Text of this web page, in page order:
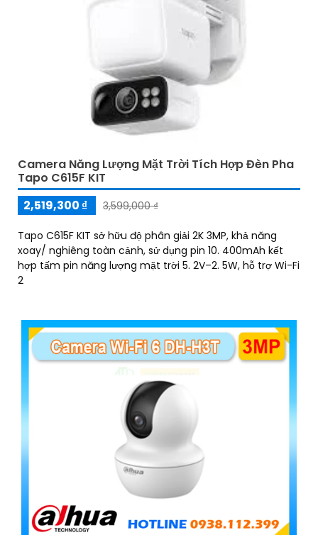
Camera Năng Lượng Mặt Trời Tích Hợp Đèn Pha
Tapo C615F KIT
2,519,300 ₫
3,599,000 ₫
Tapo C615F KIT sở hữu độ phân giải 2K 3MP, khả năng
xoay/ nghiêng toàn cảnh, sử dụng pin 10. 400mAh kết
hợp tấm pin năng lượng mặt trời 5. 2V–2. 5W, hỗ trợ Wi-Fi
2